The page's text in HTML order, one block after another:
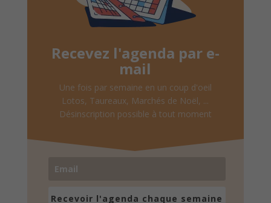
Recevez l'agenda par e-
mail
Une fois par semaine en un coup d'oeil
Lotos, Taureaux, Marchés de Noël, ...
Désinscription possible à tout moment
Recevoir l'agenda chaque semaine